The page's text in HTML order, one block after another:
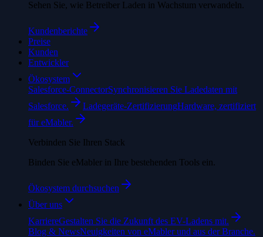
Sehen Sie, wie Betreiber Laden in Wachstum verwandeln.
Kundenberichte
Preise
Kunden
Entwickler
Ökosystem
Salesforce-ConnectorSynchronisieren Sie Ladedaten mit
Salesforce.
Ladegeräte-ZertifizierungHardware, zertifiziert
für eMabler.
Verbinden Sie Ihren Stack
Binden Sie eMabler in Ihre bestehenden Tools ein.
Ökosystem durchsuchen
Über uns
KarriereGestalten Sie die Zukunft des EV-Ladens mit.
Blog & NewsNeuigkeiten von eMabler und aus der Branche.